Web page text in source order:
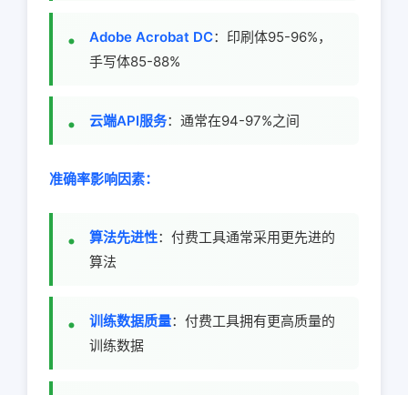
Adobe Acrobat DC：印刷体95-96%，
手写体85-88%
云端API服务：通常在94-97%之间
准确率影响因素：
算法先进性：付费工具通常采用更先进的
算法
训练数据质量：付费工具拥有更高质量的
训练数据